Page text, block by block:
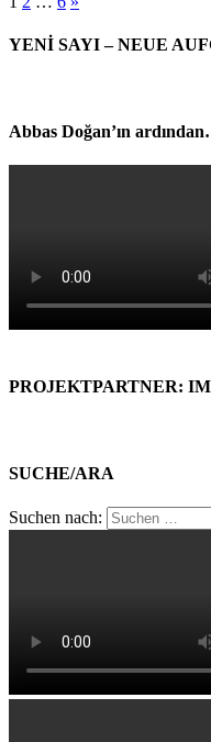
YENİ SAYI – NEUE
Abbas Doğan’ın
PROJEKTPARTNER:
SUCHE/ARA
Suchen nach: